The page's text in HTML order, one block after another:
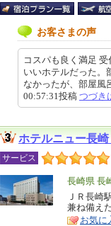
お客さまの声
コスパも良く満足
いいホテルだった。
なかったが、部屋
00:57:31投稿 つづき
ホテルニュー長
サービス
エ
リ
ア
長崎県 長
特
徴
ＪＲ長崎
兼ね備え
お気に